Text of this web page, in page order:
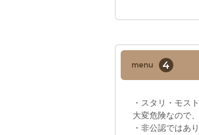
menu 4
・スタリ・モス
大変危険なので
・非公認ではあ